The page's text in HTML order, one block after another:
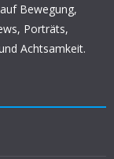
Bewegung,
Porträts,
Achtsamkeit.